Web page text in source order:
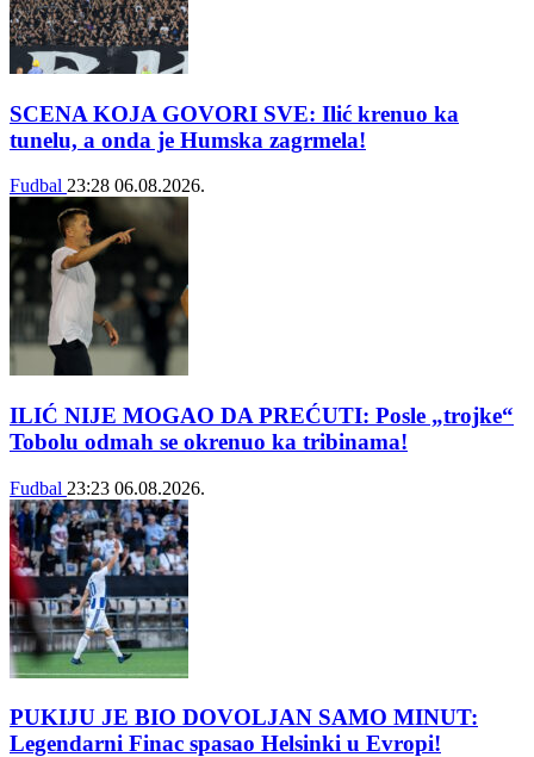
SCENA KOJA GOVORI SVE: Ilić krenuo ka
tunelu, a onda je Humska zagrmela!
Fudbal 23:28 06.08.2026.
ILIĆ NIJE MOGAO DA PREĆUTI: Posle „trojke“
Tobolu odmah se okrenuo ka tribinama!
Fudbal 23:23 06.08.2026.
PUKIJU JE BIO DOVOLJAN SAMO MINUT:
Legendarni Finac spasao Helsinki u Evropi!